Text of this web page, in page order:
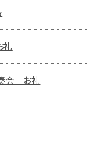
礼
奏会 お礼